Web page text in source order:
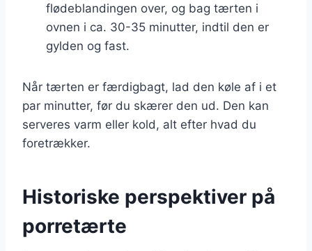
flødeblandingen over, og bag tærten i
ovnen i ca. 30-35 minutter, indtil den er
gylden og fast.
Når tærten er færdigbagt, lad den køle af i et
par minutter, før du skærer den ud. Den kan
serveres varm eller kold, alt efter hvad du
foretrækker.
Historiske perspektiver på
porretærte